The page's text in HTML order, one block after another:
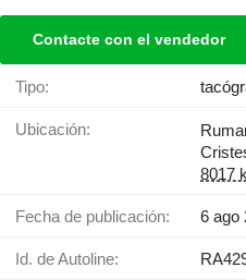
Contacte con el vendedor
Tipo:
Ubicación:
8017
Fecha de publicación: 6 ago
Id. de Autoline: